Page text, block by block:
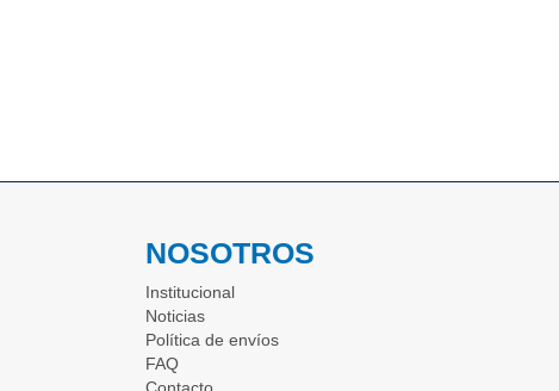
NOSOTROS
Institucional
Noticias
Política de envíos
FAQ